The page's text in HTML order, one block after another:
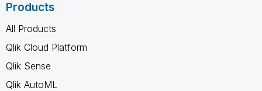
Products
All Products
Qlik Cloud Platform
Qlik Sense
Qlik AutoML